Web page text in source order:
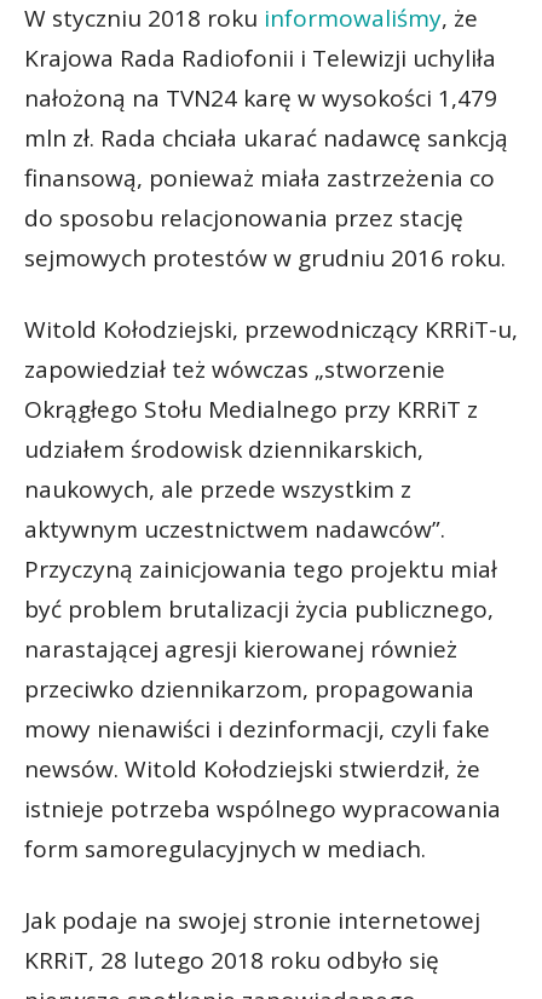
W styczniu 2018 roku informowaliśmy, że
Krajowa Rada Radiofonii i Telewizji uchyliła
nałożoną na TVN24 karę w wysokości 1,479
mln zł. Rada chciała ukarać nadawcę sankcją
finansową, ponieważ miała zastrzeżenia co
do sposobu relacjonowania przez stację
sejmowych protestów w grudniu 2016 roku.
Witold Kołodziejski, przewodniczący KRRiT-u,
zapowiedział też wówczas „stworzenie
Okrągłego Stołu Medialnego przy KRRiT z
udziałem środowisk dziennikarskich,
naukowych, ale przede wszystkim z
aktywnym uczestnictwem nadawców”.
Przyczyną zainicjowania tego projektu miał
być problem brutalizacji życia publicznego,
narastającej agresji kierowanej również
przeciwko dziennikarzom, propagowania
mowy nienawiści i dezinformacji, czyli fake
newsów. Witold Kołodziejski stwierdził, że
istnieje potrzeba wspólnego wypracowania
form samoregulacyjnych w mediach.
Jak podaje na swojej stronie internetowej
KRRiT, 28 lutego 2018 roku odbyło się